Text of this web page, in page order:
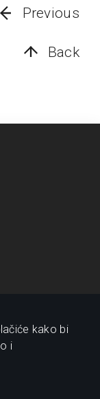
Previous
Back
kako bi
i